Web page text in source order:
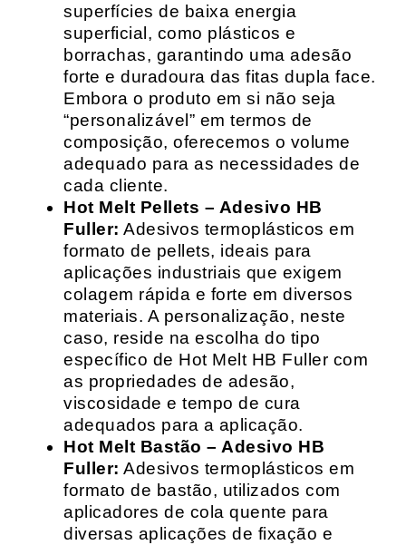
superfícies de baixa energia
superficial, como plásticos e
borrachas, garantindo uma adesão
forte e duradoura das fitas dupla face.
Embora o produto em si não seja
“personalizável” em termos de
composição, oferecemos o volume
adequado para as necessidades de
cada cliente.
Hot Melt Pellets – Adesivo HB
Fuller: Adesivos termoplásticos em
formato de pellets, ideais para
aplicações industriais que exigem
colagem rápida e forte em diversos
materiais. A personalização, neste
caso, reside na escolha do tipo
específico de Hot Melt HB Fuller com
as propriedades de adesão,
viscosidade e tempo de cura
adequados para a aplicação.
Hot Melt Bastão – Adesivo HB
Fuller: Adesivos termoplásticos em
formato de bastão, utilizados com
aplicadores de cola quente para
diversas aplicações de fixação e